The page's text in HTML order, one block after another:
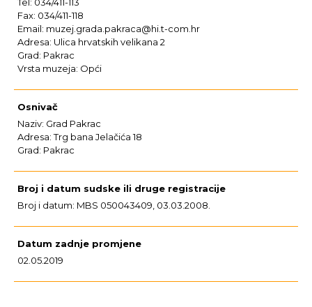
Fax: 034/411-118
Email: muzej.grada.pakraca@hi.t-com.hr
Adresa: Ulica hrvatskih velikana 2
Grad: Pakrac
Vrsta muzeja: Opći
Osnivač
Naziv: Grad Pakrac
Adresa: Trg bana Jelačića 18
Grad: Pakrac
Broj i datum sudske ili druge registracije
Broj i datum: MBS 050043409, 03.03.2008.
Datum zadnje promjene
02.05.2019